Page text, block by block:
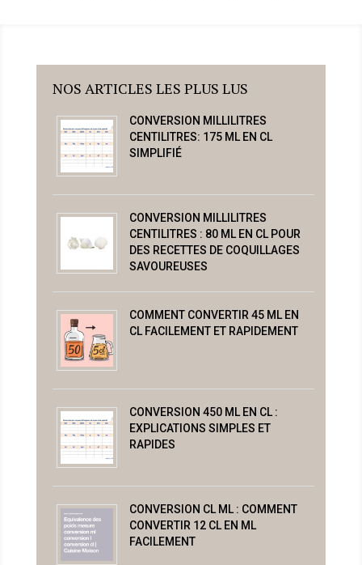
NOS ARTICLES LES PLUS LUS
CONVERSION MILLILITRES
CENTILITRES: 175 ML EN CL
SIMPLIFIÉ
CONVERSION MILLILITRES
CENTILITRES : 80 ML EN CL POUR
DES RECETTES DE COQUILLAGES
SAVOUREUSES
COMMENT CONVERTIR 45 ML EN
CL FACILEMENT ET RAPIDEMENT
CONVERSION 450 ML EN CL :
EXPLICATIONS SIMPLES ET
RAPIDES
CONVERSION CL ML : COMMENT
CONVERTIR 12 CL EN ML
FACILEMENT